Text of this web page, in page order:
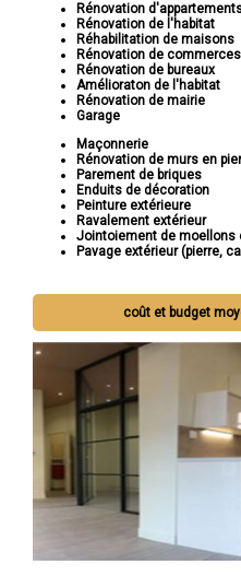
Rénovation
Rénovation de l'habitat
Réhabilitation de maisons
Rénovation de commerces
Rénovation de bureaux
Amélioraton de l'habitat
Rénovation de mairie
Garage
Maçonnerie
Rénovation de murs en
Parement de briques
Enduits de décoration
Peinture extérieure
Ravalement extérieur
Jointoiement de moellons
Pavage extérieur (pierre,
coût et budget